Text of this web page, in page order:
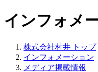
インフォメ
株式会社村井 トップ
インフォメーション
メディア掲載情報